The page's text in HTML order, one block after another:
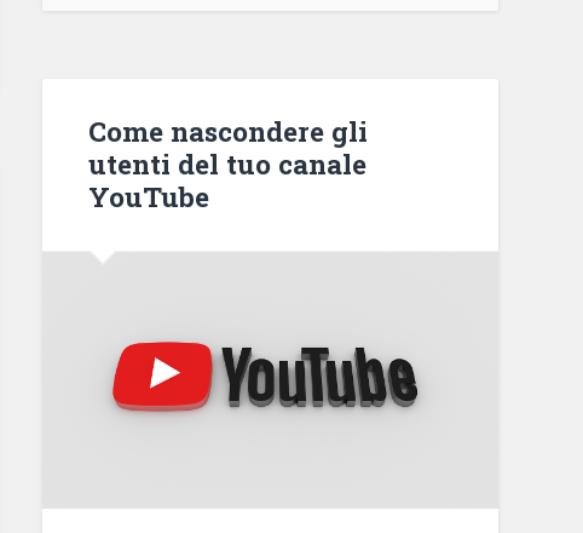
Come nascondere gli
utenti del tuo canale
YouTube